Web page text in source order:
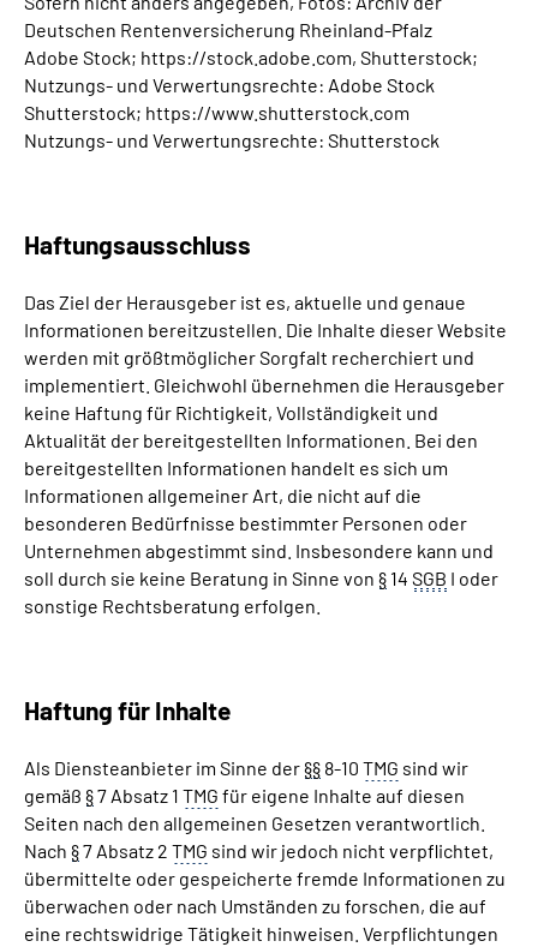
Deutschen Rentenversicherung Rheinland-Pfalz
Adobe Stock; https://stock.adobe.com, Shutterstock;
Nutzungs- und Verwertungsrechte: Adobe Stock
Shutterstock; https://www.shutterstock.com
Nutzungs- und Verwertungsrechte: Shutterstock
Haftungsausschluss
Das Ziel der Herausgeber ist es, aktuelle und genaue
Informationen bereitzustellen. Die Inhalte dieser Website
werden mit größtmöglicher Sorgfalt recherchiert und
implementiert. Gleichwohl übernehmen die Herausgeber
keine Haftung für Richtigkeit, Vollständigkeit und
Aktualität der bereitgestellten Informationen. Bei den
bereitgestellten Informationen handelt es sich um
Informationen allgemeiner Art, die nicht auf die
besonderen Bedürfnisse bestimmter Personen oder
Unternehmen abgestimmt sind. Insbesondere kann und
soll durch sie keine Beratung in Sinne von § 14 SGB I oder
sonstige Rechtsberatung erfolgen.
Haftung für Inhalte
Als Diensteanbieter im Sinne der§§ 8-10 TMG sind wir
gemäß §7 Absatz 1 TMG für eigene Inhalte auf diesen
Seiten nach den allgemeinen Gesetzen verantwortlich.
Nach §7 Absatz 2 TMG sind wir jedoch nicht verpflichtet,
übermittelte oder gespeicherte fremde Informationen zu
überwachen oder nach Umständen zu forschen, die auf
eine rechtswidrige Tätigkeit hinweisen. Verpflichtungen